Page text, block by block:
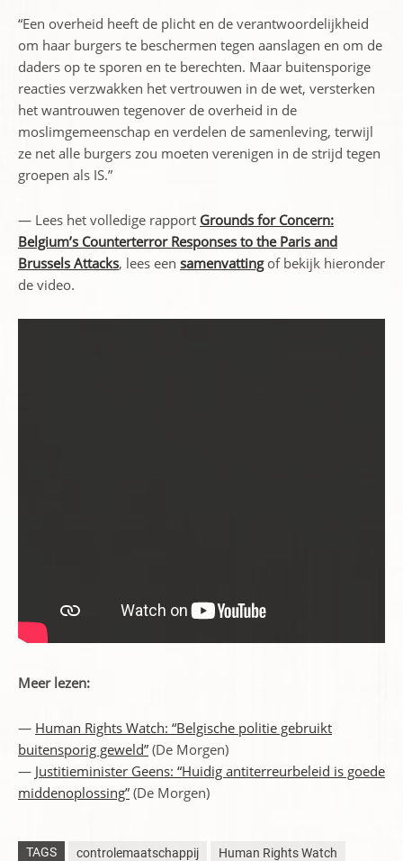
“Een overheid heeft de plicht en de verantwoordelijkheid
om haar burgers te beschermen tegen aanslagen en om de
daders op te sporen en te berechten. Maar buitensporige
reacties verzwakken het vertrouwen in de wet, versterken
het wantrouwen tegenover de overheid in de
moslimgemeenschap en verdelen de samenleving, terwijl
ze net alle burgers zou moeten verenigen in de strijd tegen
groepen als IS.”
— Lees het volledige rapport Grounds for Concern:
Belgium’s Counterterror Responses to the Paris and
Brussels Attacks, lees een samenvattingof bekijk hieronder
de video.
Meer lezen:
— Human Rights Watch: “Belgische politie gebruikt
buitensporig geweld” (De Morgen)
— Justitieminister Geens: “Huidig antiterreurbeleid is goede
middenoplossing” (De Morgen)
TAGS controlemaatschappij
Human Rights Watch